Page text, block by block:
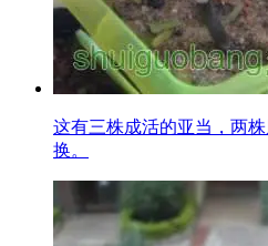
这有三株成活的亚当，两
换。